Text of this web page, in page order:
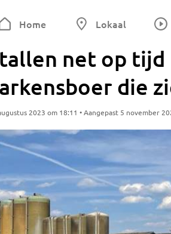
Home Lokaal
net op
die
2023 om 18:11 • Aangepast 5 november